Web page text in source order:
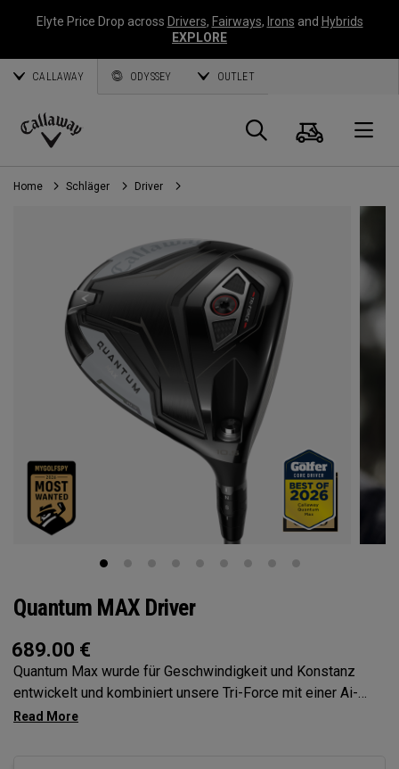
Elyte Price Drop across Drivers, Fairways, Irons and Hybrids
EXPLORE
CALLAWAY ODYSSEY OUTLET
Callaway
Golf
Suche
Home Schläger Driver
Quantum MAX Driver
689.00 €
Quantum Max wurde für Geschwindigkeit und Konstanz
entwickelt und kombiniert unsere Tri-Force mit einer Ai-
optimierten Schlagfläche der nächsten Generation. Er ist